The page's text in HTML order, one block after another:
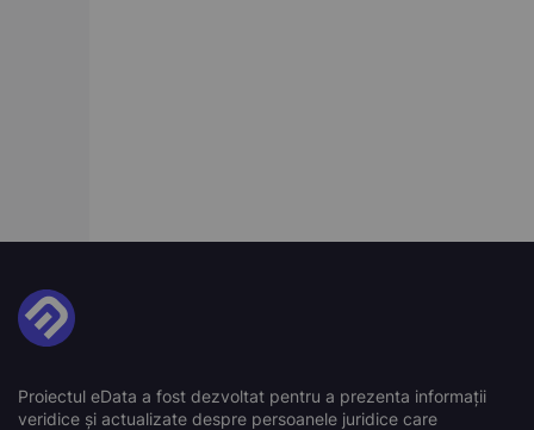
Proiectul eData a fost dezvoltat pentru a prezenta informații
veridice și actualizate despre persoanele juridice care